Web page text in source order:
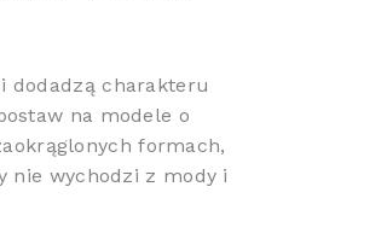
dodadzą charakteru
na modele o
formach,
nie wychodzi z mody i